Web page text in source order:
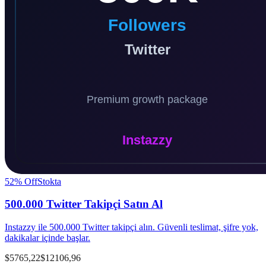
52% OffStokta
500.000 Twitter Takipçi Satın Al
Instazzy ile 500.000 Twitter takipçi alın. Güvenli teslimat, şifre yok,
dakikalar içinde başlar.
$5765,22$12106,96